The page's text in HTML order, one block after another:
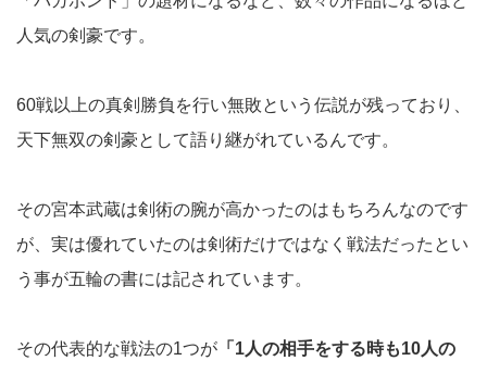
人気の剣豪です。
60戦以上の真剣勝負を行い無敗という伝説が残っており、
天下無双の剣豪として語り継がれているんです。
その宮本武蔵は剣術の腕が高かったのはもちろんなのです
が、実は優れていたのは剣術だけではなく戦法だったとい
う事が五輪の書には記されています。
その代表的な戦法の1つが 「1人の相手をする時も10人の